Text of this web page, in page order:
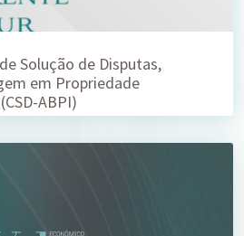
Solução de Disputas,
em Propriedade
ABPI)